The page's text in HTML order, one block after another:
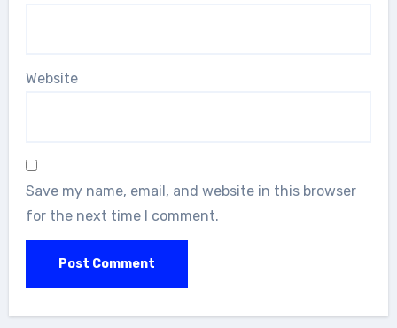
Website
Save my name, email, and website in this browser
for the next time I comment.